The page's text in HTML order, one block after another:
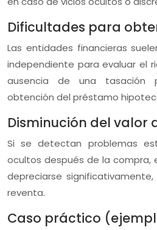
Dificultades para
Las entidades financieras
independiente para evaluar el
ausencia de una tasación
obtención del préstamo
Disminución del valor
Si se detectan problemas
ocultos después de la compra,
depreciarse
reventa.
Caso práctico